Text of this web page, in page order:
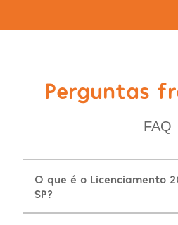
Perguntas
FAQ
O que é o Licenciamento
SP?